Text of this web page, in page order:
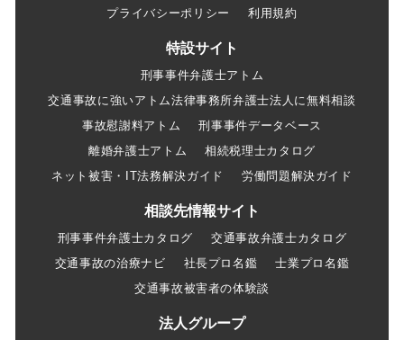
プライバシーポリシー 利用規約
特設サイト
刑事事件弁護士アトム
交通事故に強いアトム法律事務所弁護士法人に無料相談
事故慰謝料アトム
刑事事件データベース
離婚弁護士アトム
相続税理士カタログ
ネット被害・IT法務解決ガイド
労働問題解決ガイド
相談先情報サイト
刑事事件弁護士カタログ
交通事故弁護士カタログ
交通事故の治療ナビ
社長プロ名鑑
士業プロ名鑑
交通事故被害者の体験談
法人グループ